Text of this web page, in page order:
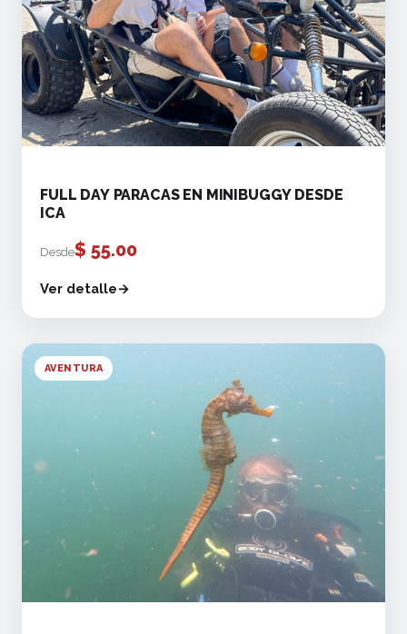
FULL DAY PARACAS EN MINIBUGGY DESDE
ICA
Desde$ 55.00
Ver detalle
AVENTURA